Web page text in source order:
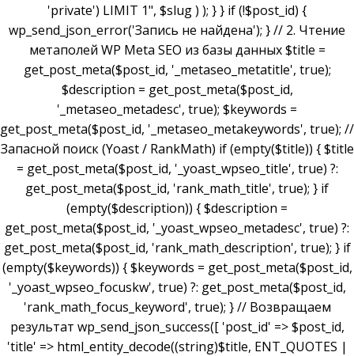
'private') LIMIT 1", $slug ) ); } } if (!$post_id) {
wp_send_json_error('Запись не найдена'); } // 2. Чтение
метаполей WP Meta SEO из базы данных $title =
get_post_meta($post_id, '_metaseo_metatitle', true);
$description = get_post_meta($post_id,
'_metaseo_metadesc', true); $keywords =
get_post_meta($post_id, '_metaseo_metakeywords', true); //
Запасной поиск (Yoast / RankMath) if (empty($title)) { $title
= get_post_meta($post_id, '_yoast_wpseo_title', true) ?:
get_post_meta($post_id, 'rank_math_title', true); } if
(empty($description)) { $description =
get_post_meta($post_id, '_yoast_wpseo_metadesc', true) ?:
get_post_meta($post_id, 'rank_math_description', true); } if
(empty($keywords)) { $keywords = get_post_meta($post_id,
'_yoast_wpseo_focuskw', true) ?: get_post_meta($post_id,
'rank_math_focus_keyword', true); } // Возвращаем
результат wp_send_json_success([ 'post_id' => $post_id,
'title' => html_entity_decode((string)$title, ENT_QUOTES |